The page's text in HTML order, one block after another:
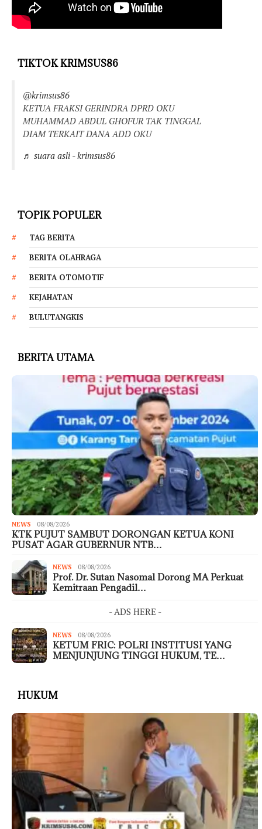
TIKTOK KRIMSUS86
@krimsus86
KETUA FRAKSI GERINDRA DPRD OKU
MUHAMMAD ABDUL GHOFUR TAK TINGGAL
DIAM TERKAIT DANA ADD OKU
♬ suara asli - krimsus86
TOPIK POPULER
TAG BERITA
BERITA OLAHRAGA
BERITA OTOMOTIF
KEJAHATAN
BULUTANGKIS
BERITA UTAMA
NEWS 08/08/2026
KTK PUJUT SAMBUT DORONGAN KETUA KONI
PUSAT AGAR GUBERNUR NTB…
NEWS 08/08/2026
Prof. Dr. Sutan Nasomal Dorong MA Perkuat
Kemitraan Pengadil…
- ADS HERE -
NEWS 08/08/2026
KETUM FRIC: POLRI INSTITUSI YANG
MENJUNJUNG TINGGI HUKUM, TE…
HUKUM